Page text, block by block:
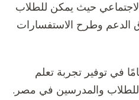
حيث يمكن للطلاب
الدعم وطرح الاستفسارات
في توفير تجربة تعلم
للطلاب والمدرسين في مصر.